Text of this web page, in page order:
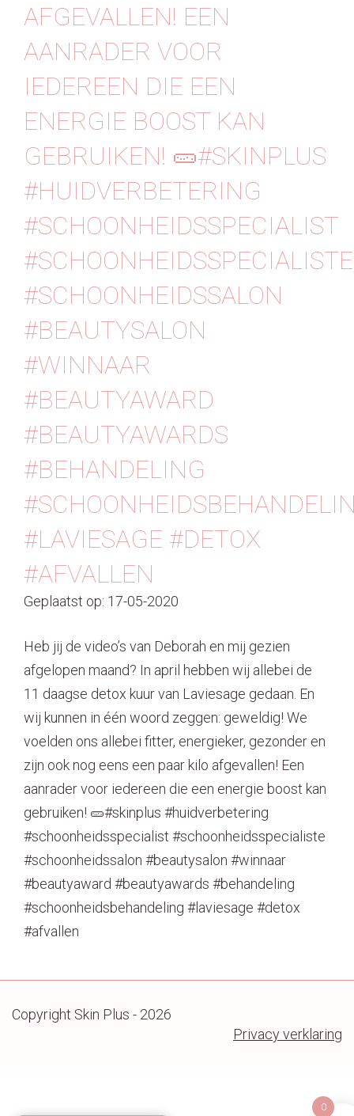
AFGEVALLEN! ⁠⁠EEN
AANRADER VOOR
IEDEREEN DIE EEN
ENERGIE BOOST KAN
GEBRUIKEN! 🥒⁠⁠#SKINPLUS
#HUIDVERBETERING
#SCHOONHEIDSSPECIALIST
#SCHOONHEIDSSPECIALISTE
#SCHOONHEIDSSALON
#BEAUTYSALON
#WINNAAR
#BEAUTYAWARD
#BEAUTYAWARDS
#BEHANDELING
#LAVIESAGE #DETOX
#AFVALLEN⁠
Geplaatst op: 17-05-2020
Heb jij de video’s van Deborah en mij gezien
afgelopen maand? ⁠⁠In april hebben wij allebei de
11 daagse detox kuur van Laviesage gedaan. En
wij kunnen in één woord zeggen: geweldig! We
voelden ons allebei fitter, energieker, gezonder en
zijn ook nog eens een paar kilo afgevallen! ⁠⁠Een
aanrader voor iedereen die een energie boost kan
gebruiken! 🥒⁠⁠#skinplus #huidverbetering
#schoonheidsspecialist #schoonheidsspecialiste
#schoonheidssalon #beautysalon #winnaar
#beautyaward #beautyawards #behandeling
#schoonheidsbehandeling #laviesage #detox
#afvallen⁠
Copyright Skin Plus - 2026
Privacy verklaring
0